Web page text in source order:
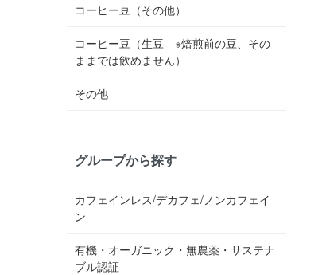
コーヒー豆（その他）
コーヒー豆（生豆 ※焙煎前の豆、その
ままでは飲めません）
その他
グループから探す
カフェインレス/デカフェ/ノンカフェイ
ン
有機・オーガニック・無農薬・サステナ
ブル認証